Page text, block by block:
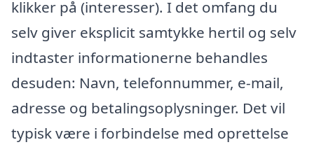
klikker på (interesser). I det omfang du
selv giver eksplicit samtykke hertil og selv
indtaster informationerne behandles
desuden: Navn, telefonnummer, e-mail,
adresse og betalingsoplysninger. Det vil
typisk være i forbindelse med oprettelse